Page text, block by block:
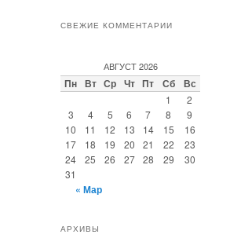
СВЕЖИЕ КОММЕНТАРИИ
АВГУСТ 2026
Пн Вт Ср Чт Пт Сб Вс
1
2
3
4 5 6 7 8
9
10
11 12 13 14 15
16
17
18 19 20 21 22
23
24
25 26 27 28 29
30
31
« Мар
АРХИВЫ